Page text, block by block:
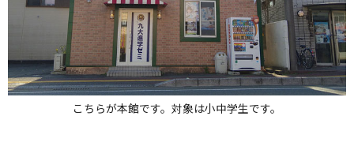
こちらが本館です。対象は小中学生です。